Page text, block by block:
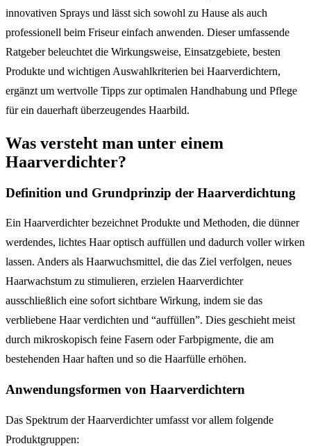
innovativen Sprays und lässt sich sowohl zu Hause als auch
professionell beim Friseur einfach anwenden. Dieser umfassende
Ratgeber beleuchtet die Wirkungsweise, Einsatzgebiete, besten
Produkte und wichtigen Auswahlkriterien bei Haarverdichtern,
ergänzt um wertvolle Tipps zur optimalen Handhabung und Pflege
für ein dauerhaft überzeugendes Haarbild.
Was versteht man unter einem
Haarverdichter?
Definition und Grundprinzip der Haarverdichtung
Ein Haarverdichter bezeichnet Produkte und Methoden, die dünner
werdendes, lichtes Haar optisch auffüllen und dadurch voller wirken
lassen. Anders als Haarwuchsmittel, die das Ziel verfolgen, neues
Haarwachstum zu stimulieren, erzielen Haarverdichter
ausschließlich eine sofort sichtbare Wirkung, indem sie das
verbliebene Haar verdichten und “auffüllen”. Dies geschieht meist
durch mikroskopisch feine Fasern oder Farbpigmente, die am
bestehenden Haar haften und so die Haarfülle erhöhen.
Anwendungsformen von Haarverdichtern
Das Spektrum der Haarverdichter umfasst vor allem folgende
Produktgruppen: